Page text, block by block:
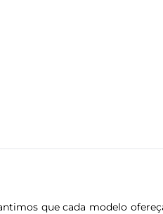
que cada modelo